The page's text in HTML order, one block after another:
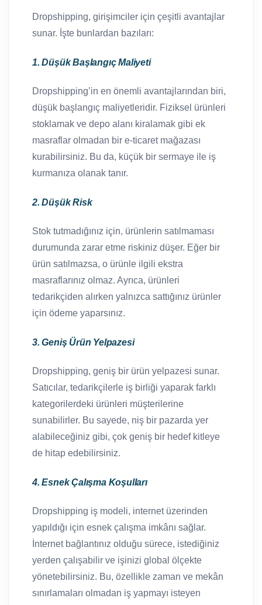
Dropshipping, girişimciler için çeşitli avantajlar
sunar. İşte bunlardan bazıları:
1. Düşük Başlangıç Maliyeti
Dropshipping’in en önemli avantajlarından biri,
düşük başlangıç maliyetleridir. Fiziksel ürünleri
stoklamak ve depo alanı kiralamak gibi ek
masraflar olmadan bir e-ticaret mağazası
kurabilirsiniz. Bu da, küçük bir sermaye ile iş
kurmanıza olanak tanır.
2. Düşük Risk
Stok tutmadığınız için, ürünlerin satılmaması
durumunda zarar etme riskiniz düşer. Eğer bir
ürün satılmazsa, o ürünle ilgili ekstra
masraflarınız olmaz. Ayrıca, ürünleri
tedarikçiden alırken yalnızca sattığınız ürünler
için ödeme yaparsınız.
3. Geniş Ürün Yelpazesi
Dropshipping, geniş bir ürün yelpazesi sunar.
Satıcılar, tedarikçilerle iş birliği yaparak farklı
kategorilerdeki ürünleri müşterilerine
sunabilirler. Bu sayede, niş bir pazarda yer
alabileceğiniz gibi, çok geniş bir hedef kitleye
de hitap edebilirsiniz.
4. Esnek Çalışma Koşulları
Dropshipping iş modeli, internet üzerinden
yapıldığı için esnek çalışma imkânı sağlar.
İnternet bağlantınız olduğu sürece, istediğiniz
yerden çalışabilir ve işinizi global ölçekte
yönetebilirsiniz. Bu, özellikle zaman ve mekân
sınırlamaları olmadan iş yapmayı isteyen